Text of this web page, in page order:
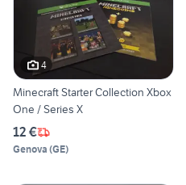
4
Minecraft Starter Collection Xbox
One / Series X
12 €
Genova (GE)